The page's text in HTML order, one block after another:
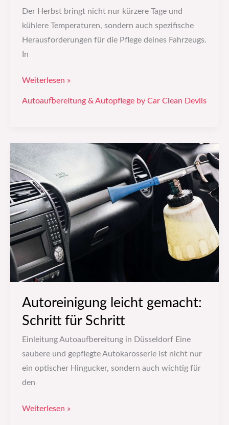
Der Herbst bringt nicht nur kürzere Tage und
kühlere Temperaturen, sondern auch spezifische
Herausforderungen für die Pflege deines Fahrzeugs.
In
Weiterlesen »
Autoaufbereitung & Autopflege by Car Clean Devils
Autoreinigung leicht gemacht:
Schritt für Schritt
Einleitung Autoaufbereitung in Düsseldorf Eine
saubere und gepflegte Autokarosserie ist nicht nur
ein optischer Hingucker, sondern auch wichtig für
den
Autoreinigung
leicht
gemacht:
Schritt
für
Schritt
Weiterlesen »